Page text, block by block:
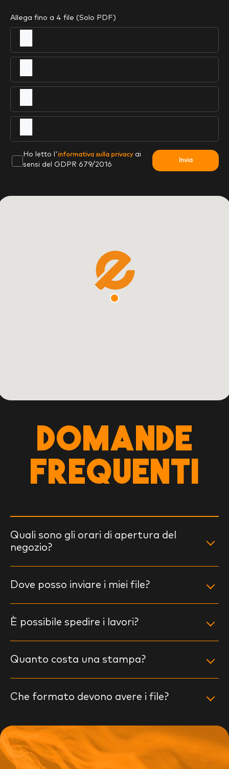
Allega fino a 4 file (Solo PDF)
Ho letto l' informativa sulla privacyai
sensi del GDPR 679/2016
Invia
DOMANDE
FREQUENTI
Quali sono gli orari di apertura del
negozio?
Dove posso inviare i miei file?
È possibile spedire i lavori?
Quanto costa una stampa?
Che formato devono avere i file?